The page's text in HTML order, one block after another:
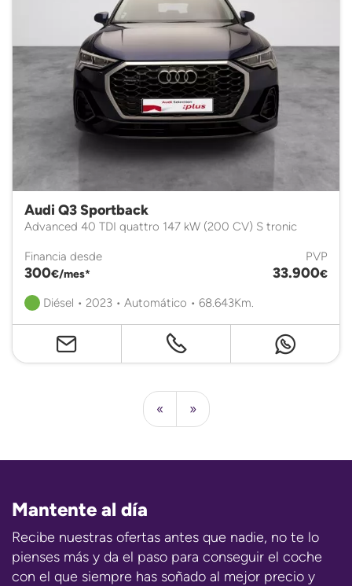
Audi Q3 Sportback
Advanced 40 TDI quattro 147 kW (200 CV) S tronic
Financia desde
300€/mes*
PVP
33.900€
Diésel • 2023 • Automático • 68.643Km.
« »
Mantente al día
Recibe nuestras ofertas antes que nadie, no te lo
pienses más y da el paso para conseguir el coche
con el que siempre has soñado al mejor precio y